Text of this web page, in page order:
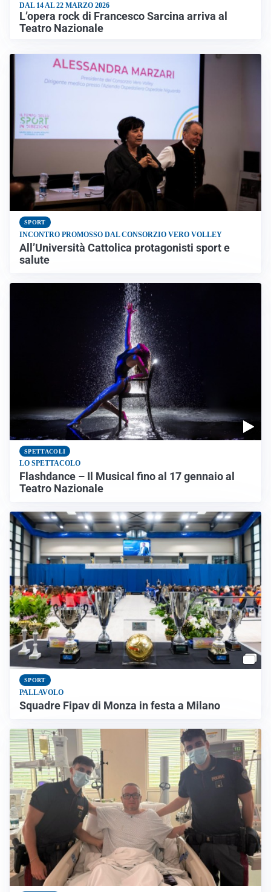
DAL 14 AL 22 MARZO 2026
L’opera rock di Francesco Sarcina arriva al
Teatro Nazionale
SPORT
INCONTRO PROMOSSO DAL CONSORZIO VERO VOLLEY
All’Università Cattolica protagonisti sport e
salute
SPETTACOLI
LO SPETTACOLO
Flashdance – Il Musical fino al 17 gennaio al
Teatro Nazionale
SPORT
PALLAVOLO
Squadre Fipav di Monza in festa a Milano